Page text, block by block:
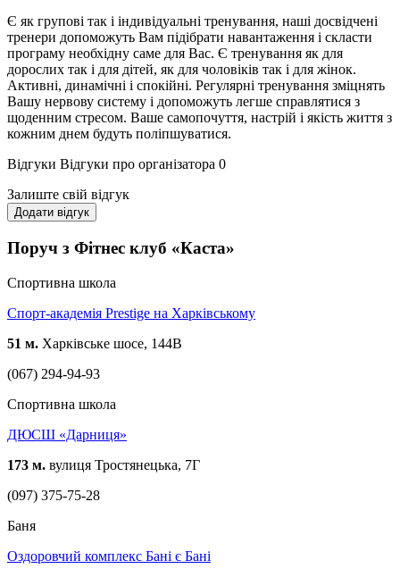
Є як групові так і індивідуальні тренування, наші досвідчені
тренери допоможуть Вам підібрати навантаження і скласти
програму необхідну саме для Вас. Є тренування як для
дорослих так і для дітей, як для чоловіків так і для жінок.
Активні, динамічні і спокійні. Регулярні тренування зміцнять
Вашу нервову систему і допоможуть легше справлятися з
щоденним стресом. Ваше самопочуття, настрій і якість життя з
кожним днем ​​будуть поліпшуватися.
Відгуки Відгуки про організатора 0
Залиште свій відгук
Додати відгук
Поруч з Фітнес клуб «Каста»
Спортивна школа
Спорт-академія Prestige на Харківському
51 м. Харківське шосе, 144В
(067) 294-94-93
Спортивна школа
ДЮСШ «Дарниця»
173 м. вулиця Тростянецька, 7Г
(097) 375-75-28
Баня
Оздоровчий комплекс Бані є Бані